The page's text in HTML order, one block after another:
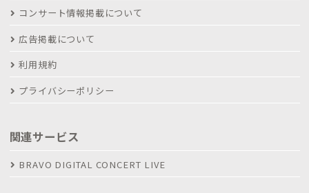
コンサート情報掲載について
広告掲載について
利用規約
プライバシーポリシー
関連サービス
BRAVO DIGITAL CONCERT LIVE